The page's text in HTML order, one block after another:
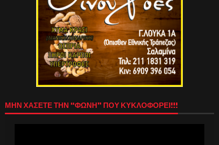
ΜΗΝ ΧΑΣΕΤΕ ΤΗΝ “ΦΩΝΗ” ΠΟΥ ΚΥΚΛΟΦΟΡΕΙ!!!